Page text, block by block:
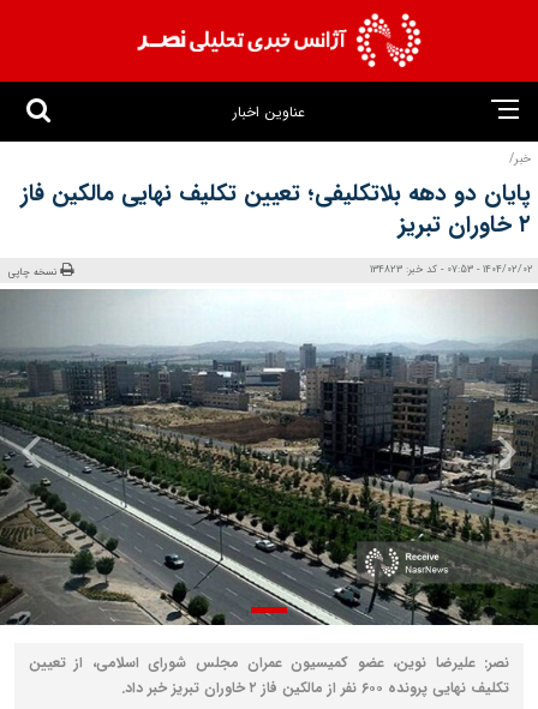
عناوین اخبار
خبر/
پایان دو دهه بلاتکلیفی؛ تعیین تکلیف نهایی مالکین فاز
۲ خاوران تبریز
1404/02/02 - 07:53 - کد خبر: 134823 نسخه چاپی
نصر: علیرضا نوین، عضو کمیسیون عمران مجلس شورای اسلامی، از تعیین
تکلیف نهایی پرونده ۶۰۰ نفر از مالکین فاز ۲ خاوران تبریز خبر داد.